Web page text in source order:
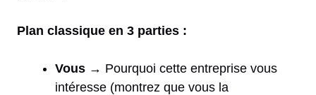
Plan classique en 3 parties :
Vous → Pourquoi cette entreprise vous
intéresse (montrez que vous la